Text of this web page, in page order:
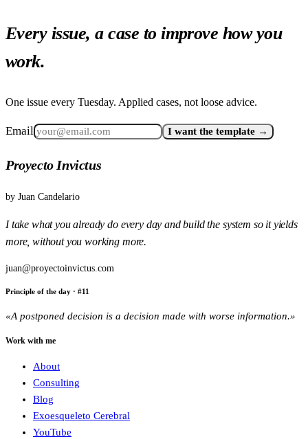
Every issue, a case to improve how you
work.
One issue every Tuesday. Applied cases, not loose advice.
Email I want the template →
Proyecto Invictus
by Juan Candelario
I take what you already do every day and build the system so it yields
more, without you working more.
juan@proyectoinvictus.com
Principle of the day · #11
«A postponed decision is a decision made with worse information.»
Work with me
About
Consulting
Blog
Exoesqueleto Cerebral
YouTube